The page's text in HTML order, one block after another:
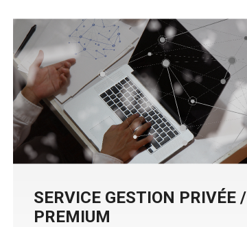
SERVICE GESTION PRIVÉE /
PREMIUM